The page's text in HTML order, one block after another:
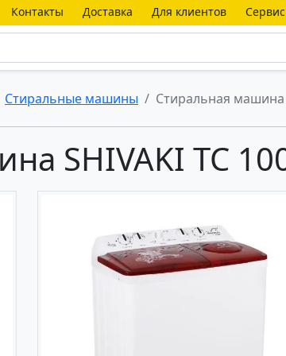
Контакты Доставка Для клиентов Сервис
Стиральные машины Стиральная машина
SHIVAKI TC